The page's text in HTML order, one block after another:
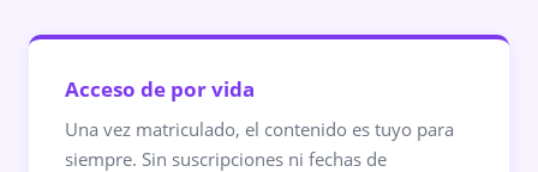
Acceso de por vida
Una vez matriculado, el contenido es tuyo para
siempre. Sin suscripciones ni fechas de